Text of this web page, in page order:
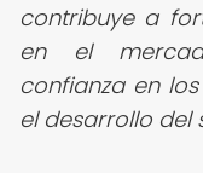
contribuye a
en el
confianza en
el desarrollo del